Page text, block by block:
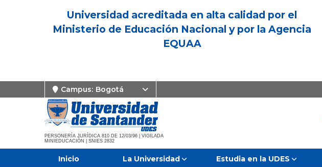
Universidad acreditada en alta calidad por el
Ministerio de Educación Nacional y por la Agencia
EQUAA
Campus: Bogotá
PERSONERÍA JURÍDICA 810 DE 12/03/96 | VIGILADA
MINIEDUCACIÓN | SNIES 2832
Inicio La Universidad Estudia en la UDES